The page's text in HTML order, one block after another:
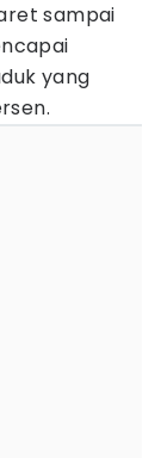
sampai
yang